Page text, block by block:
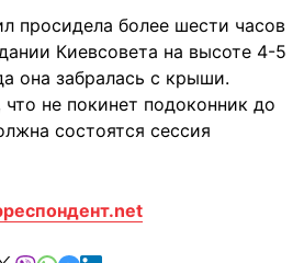
просидела более шести часов
Киевсовета на высоте 4-5
она забралась с крыши.
что не покинет подоконник до
состоятся сессия